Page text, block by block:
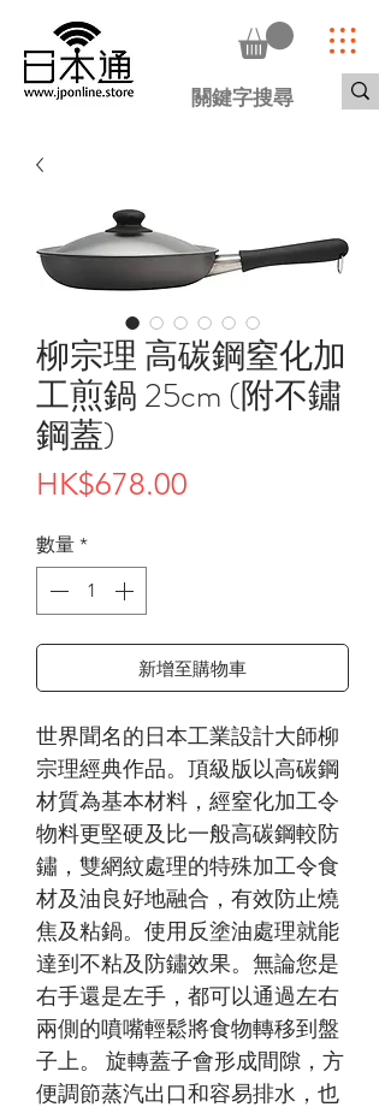
柳宗理 高碳鋼窒化加
工煎鍋 25cm (附不鏽
鋼蓋)
HK$678.00
數量 *
新增至購物車
世界聞名的日本工業設計大師柳
宗理經典作品。頂級版以高碳鋼
材質為基本材料，經窒化加工令
物料更堅硬及比一般高碳鋼較防
鏽，雙網紋處理的特殊加工令食
材及油良好地融合，有效防止燒
焦及粘鍋。使用反塗油處理就能
達到不粘及防鏽效果。無論您是
右手還是左手，都可以通過左右
兩側的噴嘴輕鬆將食物轉移到盤
子上。 旋轉蓋子會形成間隙，方
便調節蒸汽出口和容易排水，也